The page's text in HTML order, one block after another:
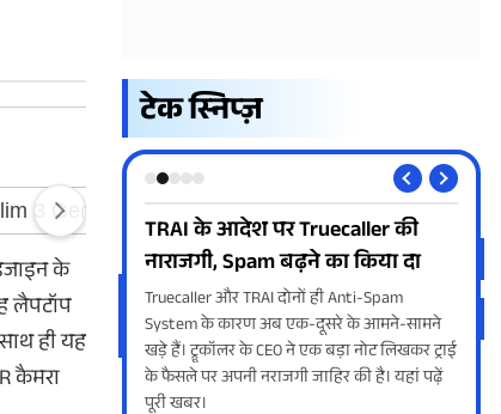
के
लैपटॉप
ही यह
कैमरा
टेक स्निप्ज़
की
किया दा
Spam
के आमने-सामने
नोट लिखकर ट्राई
की है। यहां पढ़ें
Volume Button से आवाज के अलावा
कर सकते हैं ये काम
स्मार्टफोन के वॉल्यूम बटन से आमतौर पर लोग
आवाज को घटाते और बढ़ाते हैं, लेकिन हम आपको
यहां पांच ऐसे काम के बारे में बताने जा रहे हैं, जिन्हें
आप साउंड कंट्रोल करने के अलावा भी कर सकते हैं।